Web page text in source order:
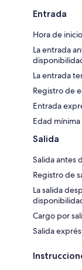
Entrada
Hora de
La entrada
La entrada
Registro de
Entrada
Edad
Salida
Salida antes
Registro de
La salida
Cargo por
Salida exprés